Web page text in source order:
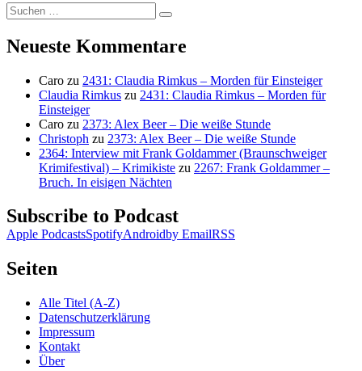
Suchen
nach:
Suchen
Neueste Kommentare
Caro zu 2431: Claudia Rimkus – Morden für Einsteiger
Claudia Rimkus zu 2431: Claudia Rimkus – Morden für
Einsteiger
Caro zu 2373: Alex Beer – Die weiße Stunde
Christoph zu 2373: Alex Beer – Die weiße Stunde
2364: Interview mit Frank Goldammer (Braunschweiger
Krimifestival) – Krimikiste zu 2267: Frank Goldammer –
Bruch. In eisigen Nächten
Subscribe to Podcast
Apple PodcastsSpotifyAndroidby EmailRSS
Seiten
Alle Titel (A-Z)
Datenschutzerklärung
Impressum
Kontakt
Über